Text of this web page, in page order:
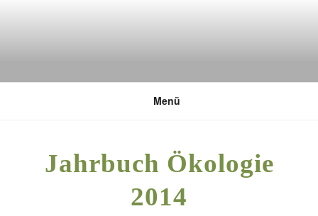
DEUTSCHE UMWELTSTIFTUNG
Menü
Jahrbuch Ökologie
2014